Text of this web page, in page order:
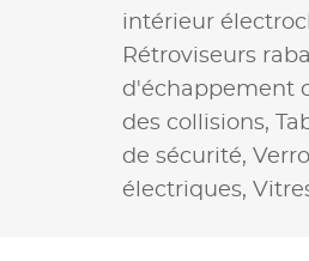
intérieur
Rétroviseurs
d'échappement
des collisions,
de sécurité,
électriques,